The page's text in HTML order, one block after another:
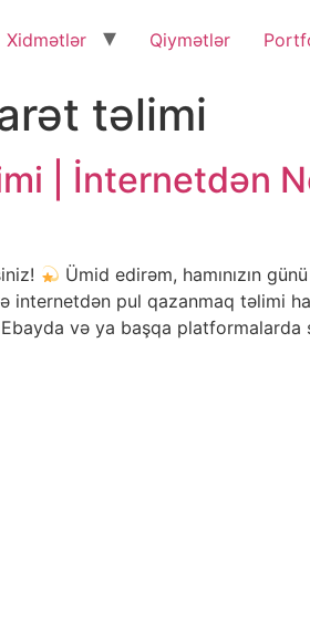
Xidmətlər Qiymətlər
təlimi
| İnternetdən
Ümid edirəm, hamınızın
pul qazanmaq təlimi
və ya başqa platformalarda